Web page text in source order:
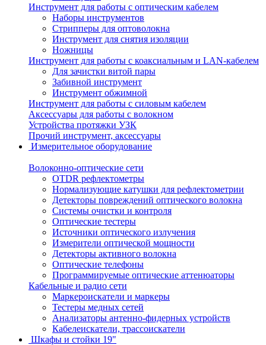
Инструмент для работы с оптическим кабелем
Наборы инструментов
Стрипперы для оптоволокна
Инструмент для снятия изоляции
Ножницы
Инструмент для работы с коаксиальным и LAN-кабелем
Для зачистки витой пары
Забивной инструмент
Инструмент обжимной
Инструмент для работы с силовым кабелем
Аксессуары для работы с волокном
Устройства протяжки УЗК
Прочий инструмент, аксессуары
Измерительное оборудование
Волоконно-оптические сети
OTDR рефлектометры
Нормализующие катушки для рефлектометрии
Детекторы повреждений оптического волокна
Системы очистки и контроля
Оптические тестеры
Источники оптического излучения
Измерители оптической мощности
Детекторы активного волокна
Оптические телефоны
Программируемые оптические аттенюаторы
Кабельные и радио сети
Маркероискатели и маркеры
Тестеры медных сетей
Анализаторы антенно-фидерных устройств
Кабелеискатели, трассоискатели
Шкафы и стойки 19"